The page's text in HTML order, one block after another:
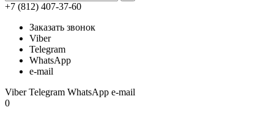
+7 (812) 407-37-60
Заказать звонок
Viber
Telegram
WhatsApp
e-mail
ViberTelegram WhatsApp e-mail
0